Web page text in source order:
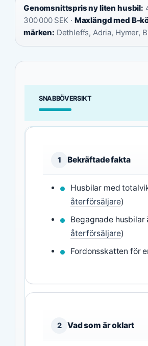
Genomsnittspris ny liten husbil:
300 000 SEK · Maxlängd med B-
märken: Dethleffs, Adria, Hymer,
SNABBÖVERSIKT
1 Bekräftade fakta
Husbilar med
återförsäljare)
Begagnade
återförsäljare)
Fordonsskatten för
2 Vad som är oklart